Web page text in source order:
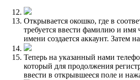
Открывается окошко, где в
требуется ввести фамилию и имя
имени создается аккаунт. Затем
Теперь на указанный нами
который для продолжения
ввести в открывшееся поле и